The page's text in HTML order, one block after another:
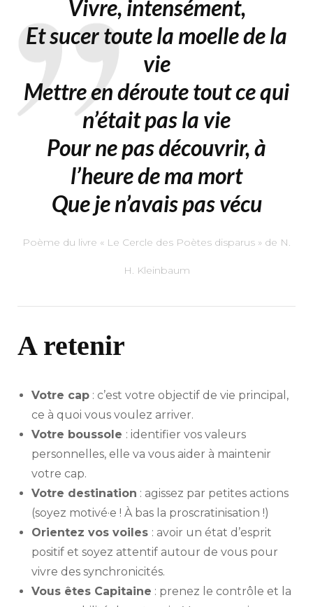
Vivre, intensément,
Et sucer toute la moelle de la
vie
Mettre en déroute tout ce qui
n’était pas la vie
Pour ne pas découvrir, à
l’heure de ma mort
Que je n’avais pas vécu
Poème du livre « Le Cercle des Poètes disparus » de N.
H. Kleinbaum
A retenir
Votre cap : c’est votre objectif de vie principal,
ce à quoi vous voulez arriver.
Votre boussole : identifier vos valeurs
personnelles, elle va vous aider à maintenir
votre cap.
Votre destination : agissez par petites actions
(soyez motivé·e ! À bas la proscratinisation !)
Orientez vos voiles : avoir un état d’esprit
positif et soyez attentif autour de vous pour
vivre des synchronicités.
Vous êtes Capitaine : prenez le contrôle et la